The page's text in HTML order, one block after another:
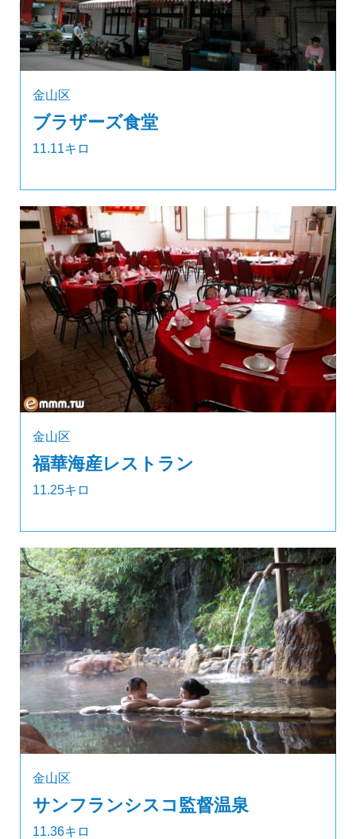
金山区
ブラザーズ食堂
11.11キロ
金山区
福華海産レストラン
11.25キロ
金山区
サンフランシスコ監督温泉
11.36キロ